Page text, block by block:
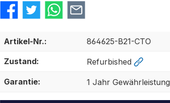
Artikel-Nr.: 864625-B21-CTO
Zustand: Refurbished
Garantie: 1 Jahr Gewährleistung